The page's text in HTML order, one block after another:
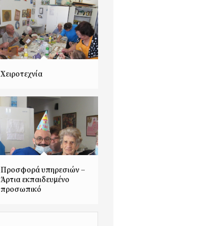
Χειροτεχνία
Προσφορά υπηρεσιών –
Άρτια εκπαιδευμένο
προσωπικό